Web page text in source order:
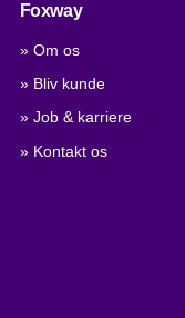
Foxway
» Om os
» Bliv kunde
» Job & karriere
» Kontakt os